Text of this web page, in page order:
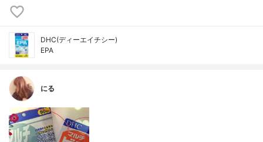
DHC(ディーエイチシー)
EPA
にる